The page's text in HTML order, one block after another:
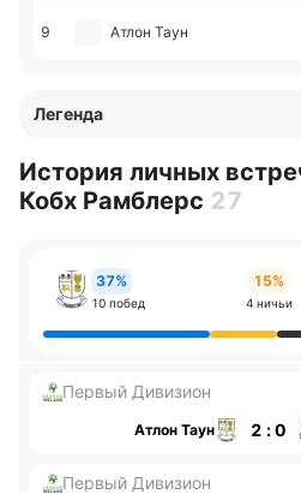
9 Атлон Таун
Легенда
История личных
Кобх Рамблерс 27
37%
10 побед
15%
4 ничьи
Первый Дивизион
Атлон Таун 2 : 0
Первый Дивизион